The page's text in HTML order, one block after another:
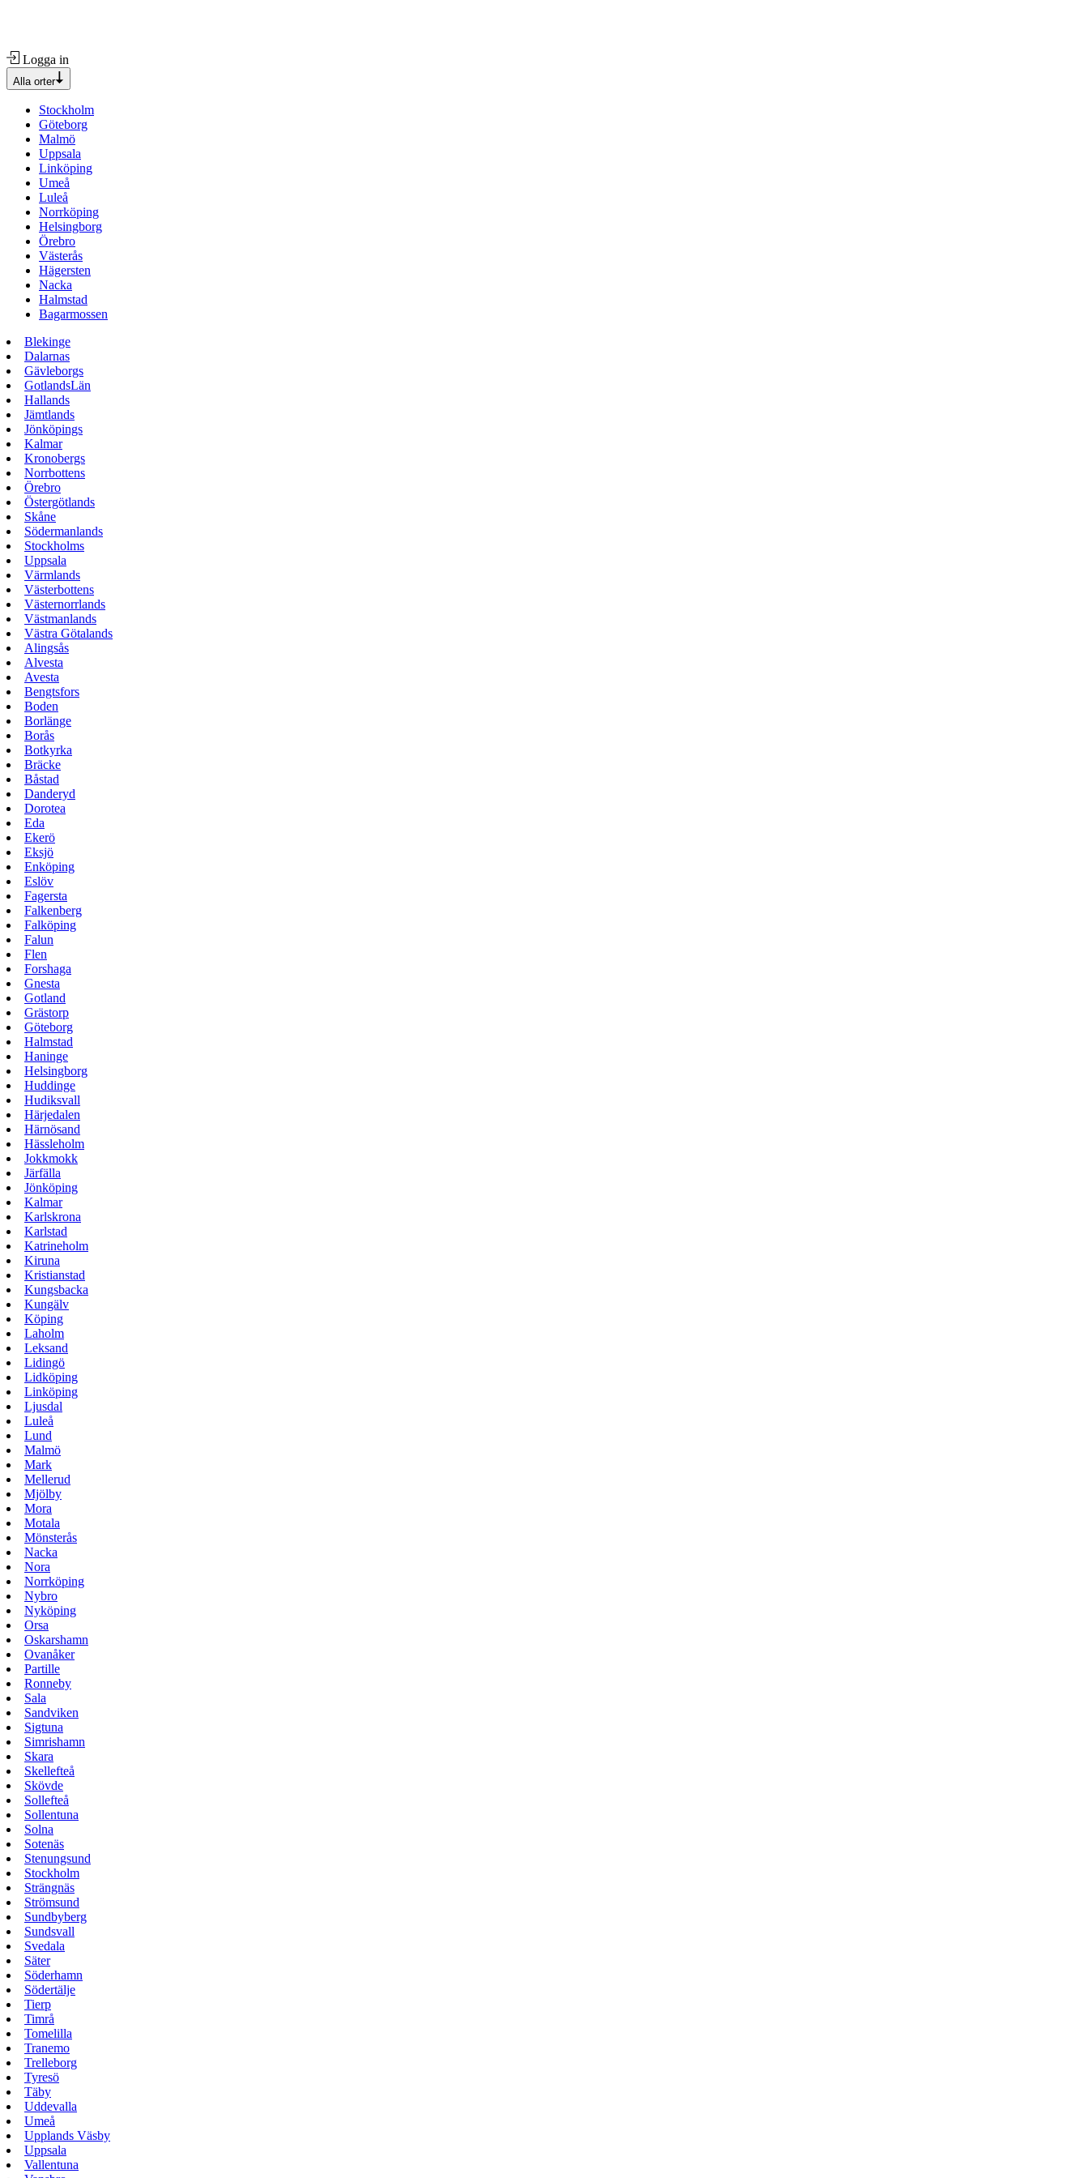
Logga in
Alla orter
Stockholm
Göteborg
Malmö
Uppsala
Linköping
Umeå
Luleå
Norrköping
Helsingborg
Örebro
Västerås
Hägersten
Nacka
Halmstad
Bagarmossen
Blekinge
Dalarnas
Gävleborgs
GotlandsLän
Hallands
Jämtlands
Jönköpings
Kalmar
Kronobergs
Norrbottens
Örebro
Östergötlands
Skåne
Södermanlands
Stockholms
Uppsala
Värmlands
Västerbottens
Västernorrlands
Västmanlands
Västra Götalands
Alingsås
Alvesta
Avesta
Bengtsfors
Boden
Borlänge
Borås
Botkyrka
Bräcke
Båstad
Danderyd
Dorotea
Eda
Ekerö
Eksjö
Enköping
Eslöv
Fagersta
Falkenberg
Falköping
Falun
Flen
Forshaga
Gnesta
Gotland
Grästorp
Göteborg
Halmstad
Haninge
Helsingborg
Huddinge
Hudiksvall
Härjedalen
Härnösand
Hässleholm
Jokkmokk
Järfälla
Jönköping
Kalmar
Karlskrona
Karlstad
Katrineholm
Kiruna
Kristianstad
Kungsbacka
Kungälv
Köping
Laholm
Leksand
Lidingö
Lidköping
Linköping
Ljusdal
Luleå
Lund
Malmö
Mark
Mellerud
Mjölby
Mora
Motala
Mönsterås
Nacka
Nora
Norrköping
Nybro
Nyköping
Orsa
Oskarshamn
Ovanåker
Partille
Ronneby
Sala
Sandviken
Sigtuna
Simrishamn
Skara
Skellefteå
Skövde
Sollefteå
Sollentuna
Solna
Sotenäs
Stenungsund
Stockholm
Strängnäs
Strömsund
Sundbyberg
Sundsvall
Svedala
Säter
Söderhamn
Södertälje
Tierp
Timrå
Tomelilla
Tranemo
Trelleborg
Tyresö
Täby
Uddevalla
Umeå
Upplands Väsby
Uppsala
Vallentuna